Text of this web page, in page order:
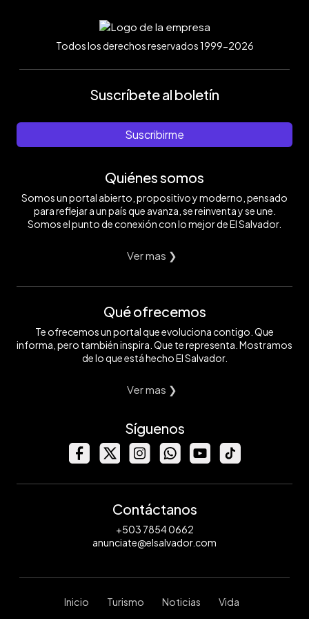
Todos los derechos reservados 1999-2026
Suscríbete al boletín
Suscribirme
Quiénes somos
Somos un portal abierto, propositivo y moderno, pensado
para reflejar a un país que avanza, se reinventa y se une.
Somos el punto de conexión con lo mejor de El Salvador.
Ver mas ❯
Qué ofrecemos
Te ofrecemos un portal que evoluciona contigo. Que
informa, pero también inspira. Que te representa. Mostramos
de lo que está hecho El Salvador.
Ver mas ❯
Síguenos
Contáctanos
+503 7854 0662
anunciate@elsalvador.com
Inicio Turismo Noticias Vida